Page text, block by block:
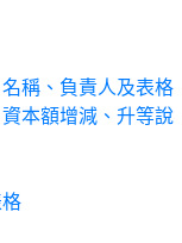
稱、負責人及表格
本額增減、升等說